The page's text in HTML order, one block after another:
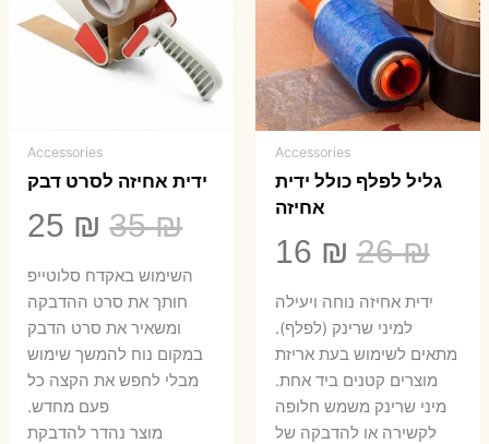
Accessories
גליל לפלף כולל ידית
אחיזה
26₪
המחיר
המקורי
היה:
26 ₪.
16 ₪
הנוכחי
ידית אחיזה נוחה ויעילה
למיני שרינק (לפלף).
מתאים לשימוש בעת אריזת
מוצרים קטנים ביד אחת.
​מיני שרינק משמש חלופה
לקשירה או להדבקה של
Accessories
ידית אחיזה לסרט דבק
35₪
המחיר
המקורי
היה:
35 ₪.
25 ₪
₪.
השימוש באקדח סלוטייפ
חותך את סרט ההדבקה
ומשאיר את סרט הדבק
במקום נוח להמשך שימוש
מבלי לחפש את הקצה כל
פעם מחדש.
מוצר נהדר להדבקת